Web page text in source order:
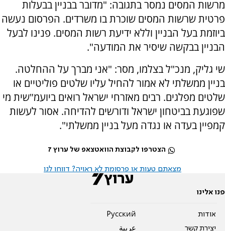
מרשות המסים נמסר בתגובה: "מדובר בבניין בבעלות
פרטית שרשות המסים שוכרת בו משרדים. הפרסום נעשה
ביוזמת בעל הבניין וללא ידיעת רשות המסים. פנינו לבעל
הבניין בבקשה שיסיר את המודעה".
שי גליק, מנכ"ל בצלמו, מסר: "אני מברך על ההחלטה.
בניין ממשלתי לא אמור להחיל עליו שלטים פוליטיים או
שלטים מפלגים. רבים מאזרחי ישראל רואים ביועמ"שית מי
שפוגעת בביטחון ישראל ודורשים להדיחה. אסור לעשות
קמפיין בעדה או נגדה מעל בניין ממשלתי".
הצטרפו לקבוצת הוואטצאפ של ערוץ 7
מצאתם טעות או פרסומת לא ראויה? דווחו לנו
פנו אלינו
אודות
יצירת קשר
Pусский
عربية